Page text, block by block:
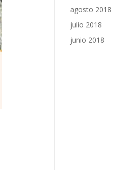
agosto 2018
julio 2018
junio 2018